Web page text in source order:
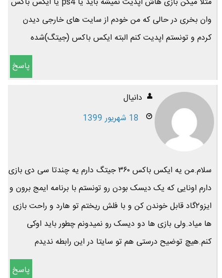
وان بخری در حالی که من خودم از سایت های خارجی دیدن
کردم و تونستم اپدیت کنم البته ایکس باکس (جیتگ)شده
پاسخ
دانیال
18 شهریور 1399
سلام.من یه ایکس باکس ۳۶۰ جیتگ دارم یه چندتا سی دی بازی
دارم اونایی که یک دیسک بودن رو تونستم با برنامه ایمج برون و
ایزو۲گاد قابل خوندن کن و با فلش ریختم تو هارد و راحت بازی
ها میاد.ولی بازی ها دو دیسک رو نمیدونم چطور باید اوکی
کنم.هیچ توضیح درستی هم تو سایتا در این رابطه ندیدم
پاسخ